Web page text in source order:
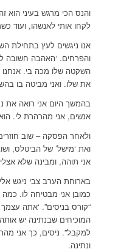
והנס הכי מרגש בעיני הוא
לקחו אותי לאנשהו, ועוד
אנו ניגשים לעץ בתחילת
והפרחים. ‘האהבה חשובה
השקטה שלו מכה בי. אנחנו
את שלו. ואני מביטה בו
בהמשך היום אני רואה
אנשים, אני מהרהרת לי.
ולאחר הפסקה – שוב
ואת ‘מישל’ של הביטלס,
אני תוהה, ומבינה שלא
בארוחת הערב צבי ניגש
כמובן אני מבטיחה לו.
“קורס בניסים”. ‘אתה
המוכיחים שבנתינה יש
למקבל”. ניסים, כך אני
ונתינה.